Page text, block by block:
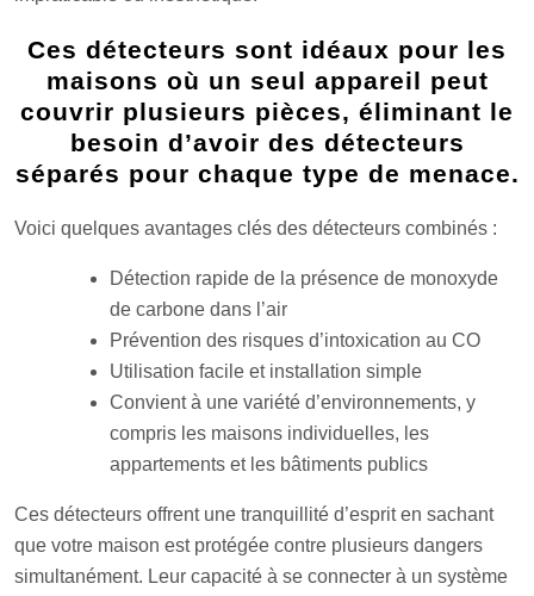
Ces détecteurs sont idéaux pour les
maisons où un seul appareil peut
couvrir plusieurs pièces, éliminant le
besoin d’avoir des détecteurs
séparés pour chaque type de menace.
Voici quelques avantages clés des détecteurs combinés :
Détection rapide de la présence de monoxyde
de carbone dans l’air
Prévention des risques d’intoxication au CO
Utilisation facile et installation simple
Convient à une variété d’environnements, y
compris les maisons individuelles, les
appartements et les bâtiments publics
Ces détecteurs offrent une tranquillité d’esprit en sachant
que votre maison est protégée contre plusieurs dangers
simultanément. Leur capacité à se connecter à un système